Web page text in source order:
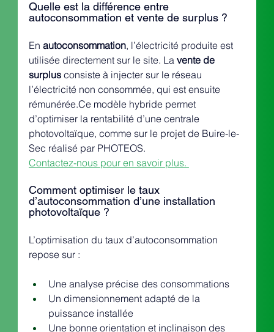
Quelle est la différence entre
autoconsommation et vente de surplus ?
En autoconsommation, l’électricité produite est
utilisée directement sur le site. La vente de
surplus consiste à injecter sur le réseau
l’électricité non consommée, qui est ensuite
rémunérée.Ce modèle hybride permet
d’optimiser la rentabilité d’une centrale
photovoltaïque, comme sur le projet de Buire-le-
Sec réalisé par PHOTEOS.
Contactez-nous pour en savoir plus.
Comment optimiser le taux
d’autoconsommation d’une installation
photovoltaïque ?
L’optimisation du taux d’autoconsommation
repose sur :
Une analyse précise des consommations
Un dimensionnement adapté de la
puissance installée
Une bonne orientation et inclinaison des